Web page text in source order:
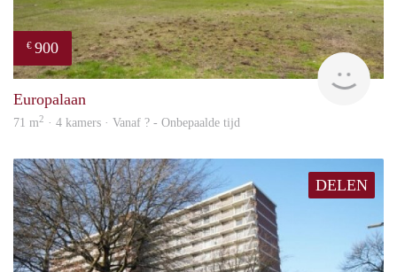
€ 900
Europalaan
71 m2 · 4 kamers · Vanaf ? - Onbepaalde tijd
DELEN